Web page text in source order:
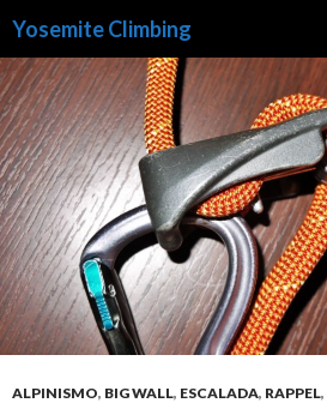
Yosemite Climbing
AL
CONTENIDO
ALPINISMO, BIG WALL, ESCALADA, RAPPEL,